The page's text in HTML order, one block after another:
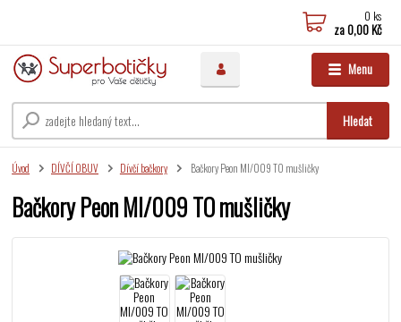
Menu
Hledat
0 ks
za0,00 Kč
Úvod DÍVČÍ OBUV Dívčí bačkory Bačkory Peon MI/009 TO mušličky
Bačkory Peon MI/009 TO mušličky